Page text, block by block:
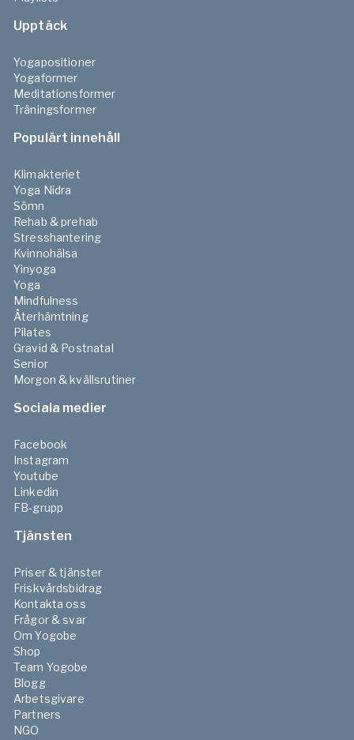
Upptäck
Yogapositioner
Yogaformer
Meditationsformer
Träningsformer
Populärt innehåll
Klimakteriet
Yoga Nidra
Sömn
Rehab & prehab
Stresshantering
Kvinnohälsa
Yinyoga
Yoga
Mindfulness
Återhämtning
Pilates
Gravid & Postnatal
Senior
Morgon & kvällsrutiner
Sociala medier
Facebook
Instagram
Youtube
Linkedin
FB-grupp
Tjänsten
Priser & tjänster
Friskvårdsbidrag
Kontakta oss
Frågor & svar
Om Yogobe
Shop
Team Yogobe
Blogg
Arbetsgivare
Partners
NGO